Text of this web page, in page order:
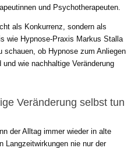
und Psychotherapeuten.
als Konkurrenz, sondern als
wie Hypnose-Praxis Markus Stalla
schauen, ob Hypnose zum Anliegen
wie nachhaltige Veränderung
Veränderung selbst tun
der Alltag immer wieder in alte
Langzeitwirkungen nie nur der